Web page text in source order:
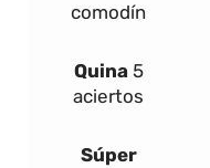
comodín
Quina 5
aciertos
Súper